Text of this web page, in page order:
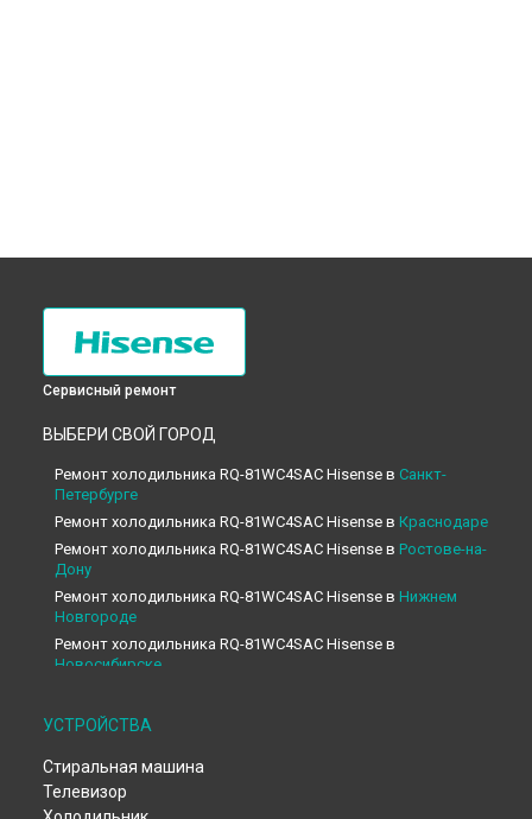
Сервисный ремонт
ВЫБЕРИ СВОЙ ГОРОД
Ремонт холодильника RQ-81WC4SAC Hisense в Санкт-
Петербурге
Ремонт холодильника RQ-81WC4SAC Hisense в Краснодаре
Ремонт холодильника RQ-81WC4SAC Hisense в Ростове-на-
Дону
Ремонт холодильника RQ-81WC4SAC Hisense в Нижнем
Новгороде
Ремонт холодильника RQ-81WC4SAC Hisense в
Новосибирске
Ремонт холодильника RQ-81WC4SAC Hisense в
Ремонт холодильника RQ-81WC4SAC Hisense в
Ремонт холодильника RQ-81WC4SAC Hisense в
УСТРОЙСТВА
Стиральная машина
Телевизор